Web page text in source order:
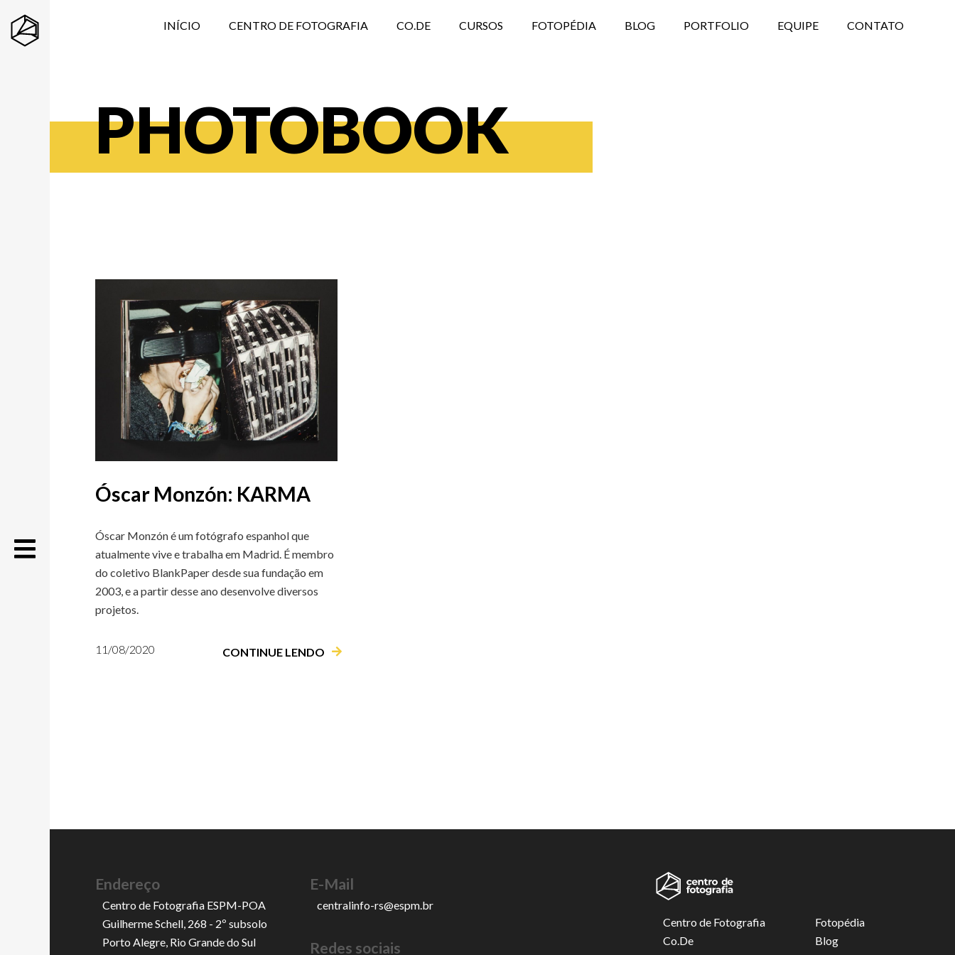
INÍCIO CENTRO DE FOTOGRAFIA CO.DE CURSOS FOTOPÉDIA BLOG PORTFOLIO EQUIPE CONTATO
PHOTOBOOK
Óscar Monzón: KARMA
Óscar Monzón é um fotógrafo espanhol que
atualmente vive e trabalha em Madrid. É membro
do coletivo BlankPaper desde sua fundação em
2003, e a partir desse ano desenvolve diversos
projetos.
11/08/2020 CONTINUE LENDO
Endereço
Centro de Fotografia ESPM-POA
Guilherme Schell, 268 - 2º subsolo
Porto Alegre, Rio Grande do Sul
E-Mail
centralinfo-rs@espm.br
Redes sociais
Centro de Fotografia
Fotopédia
Co.De
Blog